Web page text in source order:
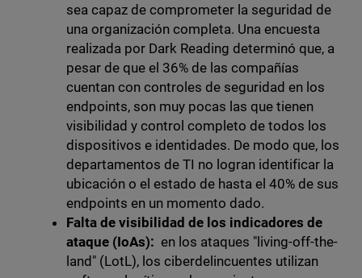
sea capaz de comprometer la seguridad de
una organización completa. Una encuesta
realizada por Dark Reading determinó que, a
pesar de que el 36% de las compañías
cuentan con controles de seguridad en los
endpoints, son muy pocas las que tienen
visibilidad y control completo de todos los
dispositivos e identidades. De modo que, los
departamentos de TI no logran identificar la
ubicación o el estado de hasta el 40% de sus
endpoints en un momento dado.
Falta de visibilidad de los indicadores de
ataque (IoAs): en los ataques "living-off-the-
land" (LotL), los ciberdelincuentes utilizan